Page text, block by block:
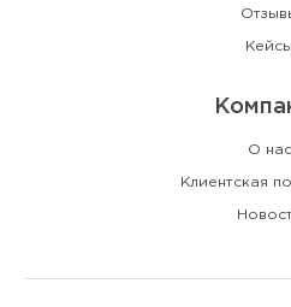
Кейсы
О нас
Клиентская